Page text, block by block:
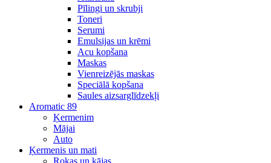
Pīlingi un skrubji
Toneri
Serumi
Emulsijas un krēmi
Acu kopšana
Maskas
Vienreizējās maskas
Speciālā kopšana
Saules aizsarglīdzekļi
Aromatic 89
Ķermenim
Mājai
Auto
Ķermenis un mati
Rokas un kājas